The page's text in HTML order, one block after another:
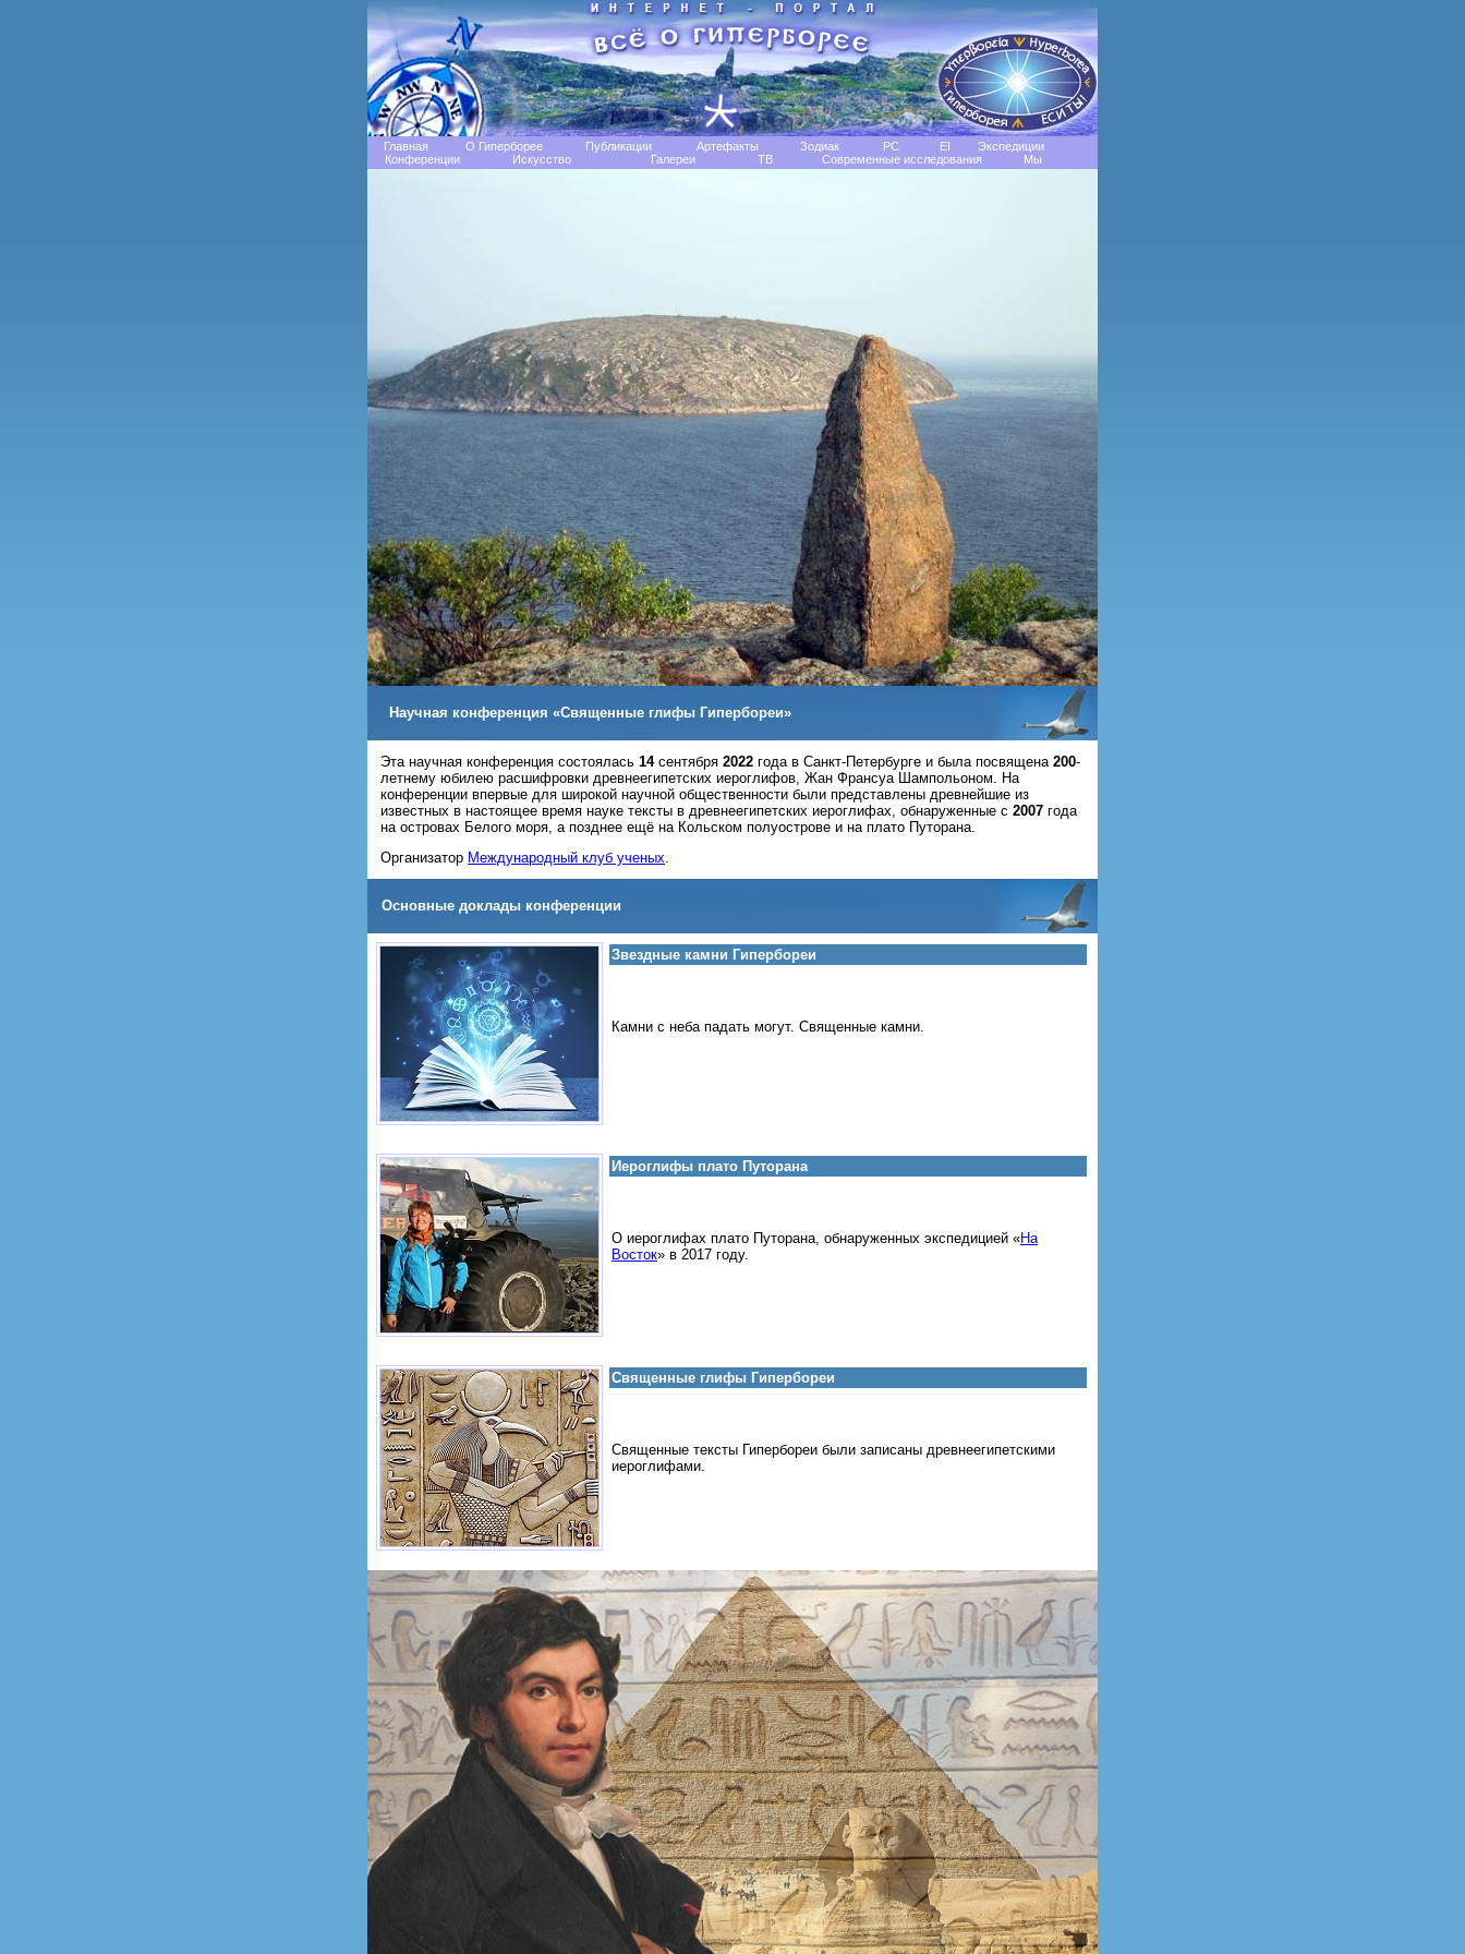
Главная О Гиперборее Публикации Артефакты Зодиак РС EI
Экспедиции
Конференции
Искусство Галереи TB Современные исследования Мы
Научная конференция «Священные глифы Гипербореи»
Эта научная конференция состоялась 14сентября 2022 года в Санкт-Петербурге и была посвящена 200-
летнему юбилею расшифровки древнеегипетских иероглифов, Жан Франсуа Шампольоном. На
конференции впервые для широкой научной общественности были представлены древнейшие из
известных в настоящее время науке тексты в древнеегипетских иероглифах, обнаруженные с 2007 года
на островах Белого моря, а позднее ещё на Кольском полуострове и на плато Путорана.
Организатор Международный клуб ученых
Основные доклады конференции
Звездные камни Гипербореи
Камни с неба падать могут. Священные камни.
Иероглифы плато Путорана
О иероглифах плато Путорана, обнаруженных экспедицией «На
Восток» в 2017 году.
Священные глифы Гипербореи
Священные тексты Гипербореи были записаны древнеегипетскими
иероглифами.